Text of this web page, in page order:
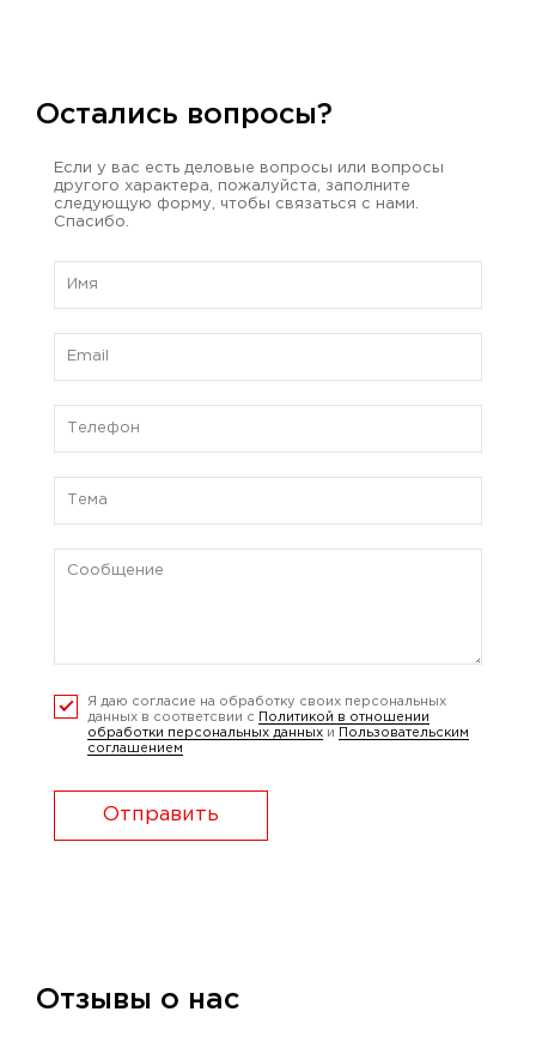
Остались вопросы?
Если у вас есть деловые вопросы или вопросы
другого характера, пожалуйста, заполните
следующую форму, чтобы связаться с нами.
Спасибо.
Я даю согласие на обработку своих персональных
данных в соответсвии с
Политикой в отношении
обработки персональных данных и
Пользовательским
соглашением
Отправить
Отзывы о нас